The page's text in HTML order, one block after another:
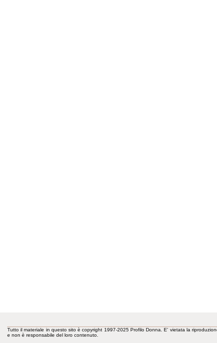
Tutto il materiale in questo sito è copyright 1997-2025 Profilo Donna. E' vietata la
e non è responsabile del loro contenuto.